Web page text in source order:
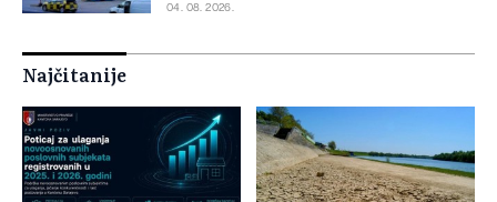
04. 08. 2026.
Najčitanije